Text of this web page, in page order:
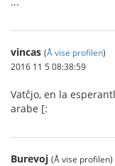
vincas (Å vise profilen)
2016 11 5 08:38:59
Vatĉjo, en la
arabe [:
Burevoj (Å vise profilen)